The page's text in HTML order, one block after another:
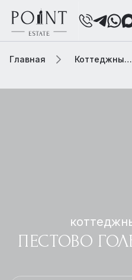
Главная Коттеджный поселок
ПЕСТОВО